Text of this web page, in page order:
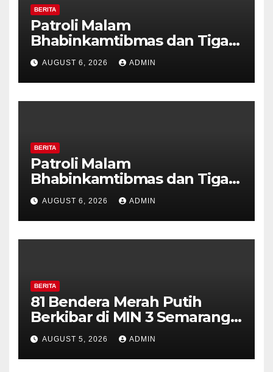
BERITA
Patroli Malam
Bhabinkamtibmas dan Tiga
Pilar Kelurahan Ungaran
Perkuat Kamtibmas, Warga
Diajak Aktifkan Ronda
AUGUST 6, 2026 ADMIN
BERITA
Patroli Malam
Bhabinkamtibmas dan Tiga
Pilar Kelurahan Ungaran
Perkuat Kamtibmas, Warga
Diajak Aktifkan Ronda
AUGUST 6, 2026 ADMIN
BERITA
81 Bendera Merah Putih
Berkibar di MIN 3 Semarang,
Bhabinkamtibmas Desa
Timpik Hadiri Peringatan
HUT ke-81 Kemerdekaan RI
AUGUST 5, 2026 ADMIN